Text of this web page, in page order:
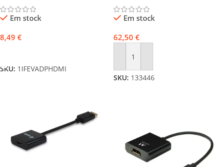
Em stock
8,49 €
SKU: 1IFEVADPHDMI
Em stock
62,50 €
Adicionar
SKU: 133446